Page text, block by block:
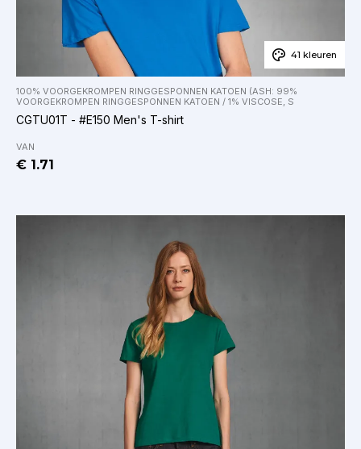
41 kleuren
100% VOORGEKROMPEN RINGGESPONNEN KATOEN (ASH: 99%
VOORGEKROMPEN RINGGESPONNEN KATOEN / 1% VISCOSE, S
CGTU01T - #E150 Men's T-shirt
VAN
€ 1.71